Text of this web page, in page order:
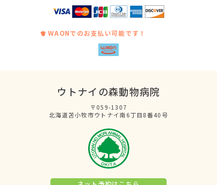
WAONでのお支払い可能です！
ウトナイの森動物病院
〒059-1307
北海道苫小牧市ウトナイ南6丁目8番40号